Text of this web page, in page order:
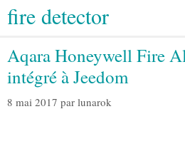
fire detector
Aqara Honeywell Fire
intégré à Jeedom
8 mai 2017 par lunarok